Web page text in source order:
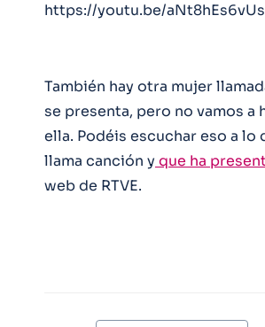
https://youtu.be/aNt8hEs6vUs
También hay otra mujer
se presenta, pero no vamos a
ella. Podéis escuchar eso a lo
llama canción y que ha
web de RTVE.